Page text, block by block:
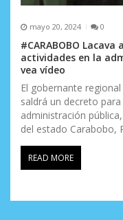
mayo 20, 2024 0
#CARABOBO
actividades en la
vea vídeo
El gobernante
saldrá un decreto
administración
del estado Carabobo,
READ MORE